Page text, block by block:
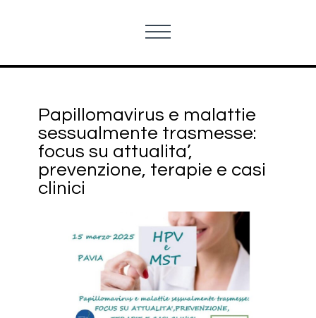
Papillomavirus e malattie
sessualmente trasmesse:
focus su attualita’,
prevenzione, terapie e casi
clinici